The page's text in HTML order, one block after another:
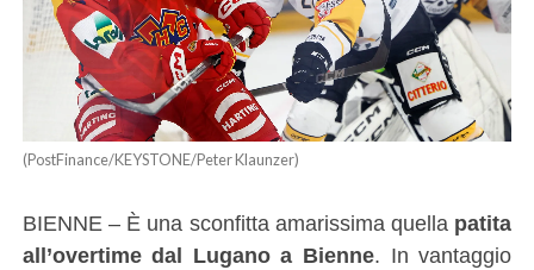
(PostFinance/KEYSTONE/Peter Klaunzer)
BIENNE – È una sconfitta amarissima quella patita
all’overtime dal Lugano a Bienne. In vantaggio